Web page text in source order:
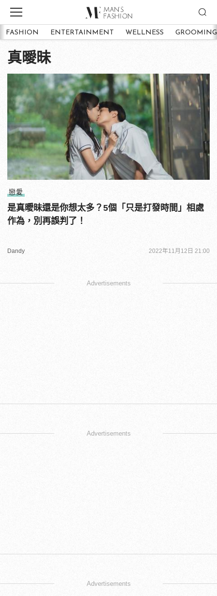
FASHION ENTERTAINMENT WELLNESS GROOMING
真曖昧
戀愛
是真曖昧還是你想太多？5個「只是打發時間」相處
作為，別再誤判了！
Dandy 2022年11月12日 21:00
Advertisements
Advertisements
Advertisements